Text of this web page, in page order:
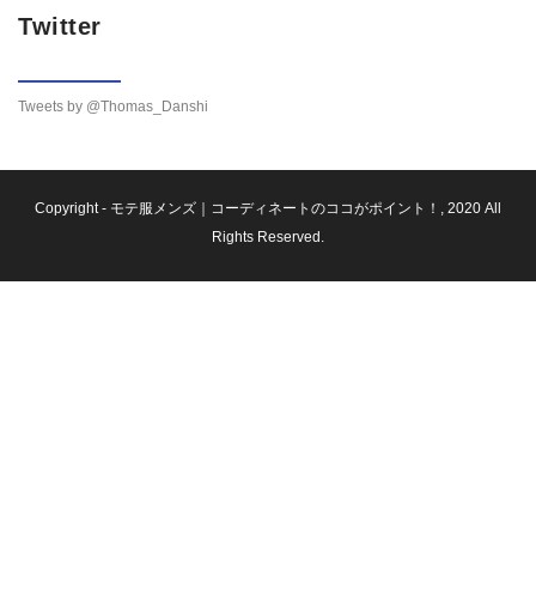
Twitter
Tweets by @Thomas_Danshi
Copyright - モテ服メンズ｜コーディネートのココがポイント！
, 2020 All
Rights Reserved.